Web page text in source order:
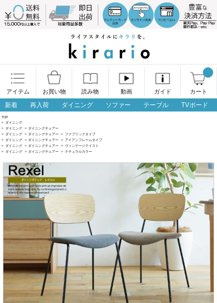
アイテム お買い物 読み物 動画 ガイド カート
新着 再入荷 ダイニング ソファー テーブル TVボード
TOP
> ダイニング
> ダイニング > ダイニングチェアー
> ダイニング > ダイニングチェアー > ファブリックタイプ
> ダイニング > ダイニングチェアー > アイアンフレームタイプ
> ダイニング > ダイニングチェアー > ヴィンテージテイスト
> ダイニング > ダイニングチェアー > ナチュラルカラー